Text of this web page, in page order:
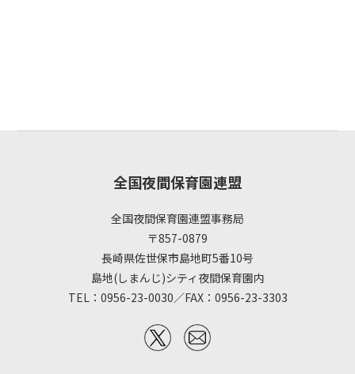
全国夜間保育園連盟
全国夜間保育園連盟事務局
〒857-0879
長崎県佐世保市島地町5番10号
島地(しまんじ)シティ夜間保育園内
TEL：0956-23-0030／FAX：0956-23-3303